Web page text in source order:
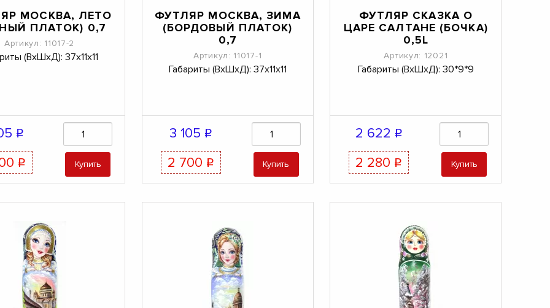
МОСКВА, ЛЕТО
ПЛАТОК) 0,7
Артикул: 11017-2
(ВхШхД): 37х11х11
q
q Купить
ФУТЛЯР МОСКВА, ЗИМА
(БОРДОВЫЙ ПЛАТОК)
0,7
Артикул: 11017-1
Габариты (ВхШхД): 37х11х11
3 105 q
2 700 q Купить
ФУТЛЯР СКАЗКА О
ЦАРЕ САЛТАНЕ (БОЧКА)
0,5L
Артикул: 12021
Габариты (ВхШхД): 30*9*9
2 622 q
2 280 q Купить